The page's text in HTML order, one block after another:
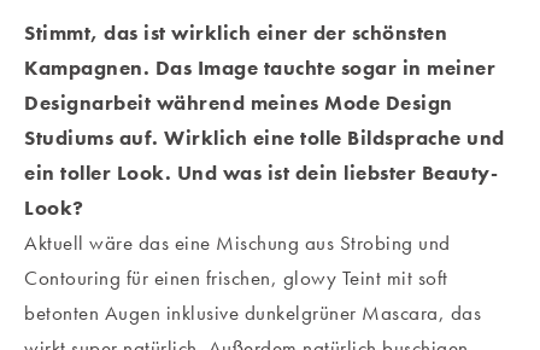
Stimmt, das ist wirklich einer der schönsten
Kampagnen. Das Image tauchte sogar in meiner
Designarbeit während meines Mode Design
Studiums auf. Wirklich eine tolle Bildsprache und
ein toller Look. Und was ist dein liebster Beauty-
Look?
Aktuell wäre das eine Mischung aus Strobing und
Contouring für einen frischen, glowy Teint mit soft
betonten Augen inklusive dunkelgrüner Mascara, das